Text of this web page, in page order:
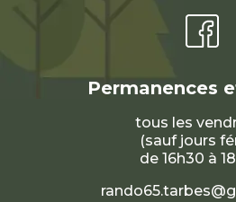
Permanences
tous les
(sauf jours
de 16h30 à